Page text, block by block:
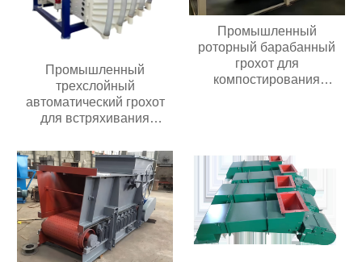
Промышленный
трехслойный
автоматический грохот
для встряхивания
кварцевый линейный
вибрационный грохот
Промышленный
роторный барабанный
грохот для
компостирования